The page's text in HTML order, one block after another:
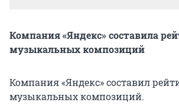
Компания «Яндекс» составила
музыкальных композиций
Компания «Яндекс» составил
музыкальных композиций.